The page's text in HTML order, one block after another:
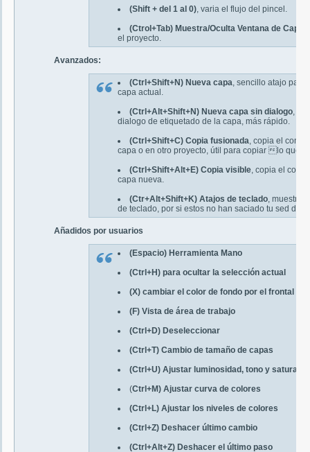
(Shift + del 1 al 0), varia el flujo del pincel.
(Ctrol+Tab) Muestra/Oculta Ventana de Capas
el proyecto.
Avanzados:
(Ctrl+Shift+N) Nueva capa, sencillo atajo para
capa actual.
(Ctrl+Alt+Shift+N) Nueva capa sin dialogo, lo
dialogo de etiquetado de la capa, más rápido.
(Ctrl+Shift+C) Copia fusionada, copia el
capa o en otro proyecto, útil para copiar lo que
(Ctrl+Shift+Alt+E) Copia visible, copia el
capa nueva.
(Ctr+Alt+Shift+K) Atajos de teclado, muestra
de teclado, por si estos no han saciado tu sed de
Añadidos por usuarios
(Espacio) Herramienta Mano
(Ctrl+H) para ocultar la selección actual
(X) cambiar el color de fondo por el frontal
(F) Vista de área de trabajo
(Ctrl+D) Deseleccionar
(Ctrl+T) Cambio de tamaño de capas
(Ctrl+U) Ajustar luminosidad, tono y
(Ctrl+M) Ajustar curva de colores
(Ctrl+L) Ajustar los niveles de colores
(Ctrl+Z) Deshacer último cambio
(Ctrl+Alt+Z) Deshacer el último paso